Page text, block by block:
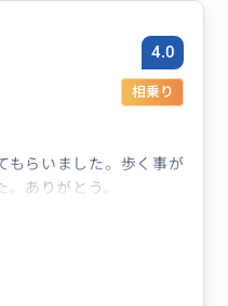
4.0
相乗り
もらいました。歩く事が
ありがとう。